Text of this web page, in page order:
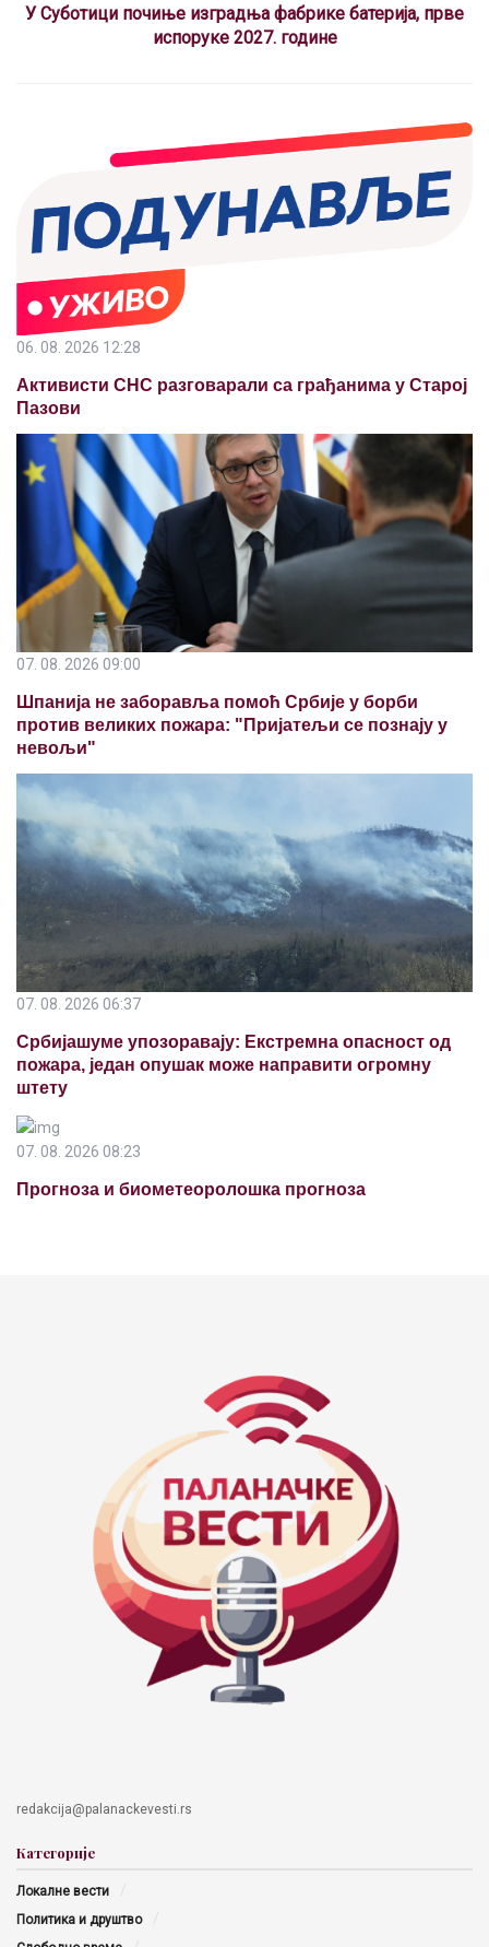
У Суботици почиње изградња фабрике батерија, прве
испоруке 2027. године
06. 08. 2026 12:28
Активисти СНС разговарали са грађанима у Старој
Пазови
07. 08. 2026 09:00
Шпанија не заборавља помоћ Србије у борби
против великих пожара: "Пријатељи се познају у
невољи"
07. 08. 2026 06:37
Србијашуме упозоравају: Екстремна опасност од
пожара, један опушак може направити огромну
штету
07. 08. 2026 08:23
Прогноза и биометеоролошка прогноза
redakcija@palanackevesti.rs
Категорије
Локалне вести
Политика и друштво